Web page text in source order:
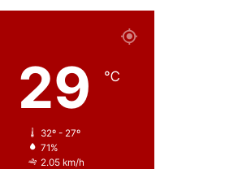
29 ℃
32º - 27º
71%
2.05 km/h